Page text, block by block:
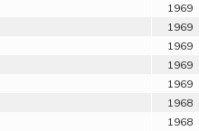
1969
1969
1969
1969
1969
1968
1968